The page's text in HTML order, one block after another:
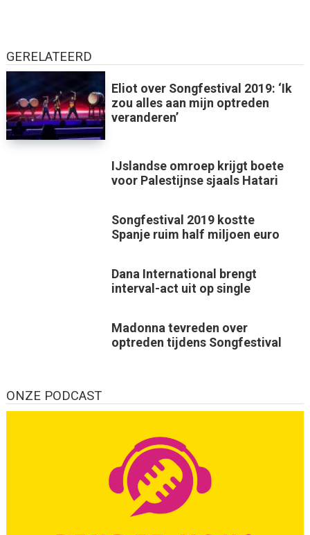
GERELATEERD
Eliot over Songfestival 2019: ‘Ik
zou alles aan mijn optreden
veranderen’
IJslandse omroep krijgt boete
voor Palestijnse sjaals Hatari
Songfestival 2019 kostte
Spanje ruim half miljoen euro
Dana International brengt
interval-act uit op single
Madonna tevreden over
optreden tijdens Songfestival
ONZE PODCAST